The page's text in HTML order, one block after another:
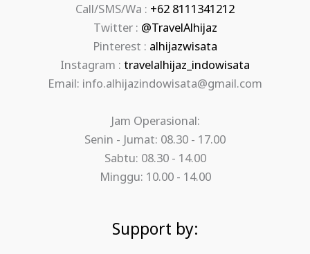
Call/SMS/Wa : +62 8111341212
Twitter : @TravelAlhijaz
Pinterest : alhijazwisata
Instagram : travelalhijaz_indowisata
Email: info.alhijazindowisata@gmail.com
Jam Operasional:
Senin - Jumat: 08.30 - 17.00
Sabtu: 08.30 - 14.00
Minggu: 10.00 - 14.00
Support by: